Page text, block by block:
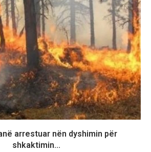
arrestuar nën dyshimin për
shkaktimin...